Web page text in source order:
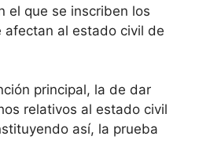
el que se inscriben los
afectan al estado civil de
principal, la de dar
relativos al estado civil
así, la prueba